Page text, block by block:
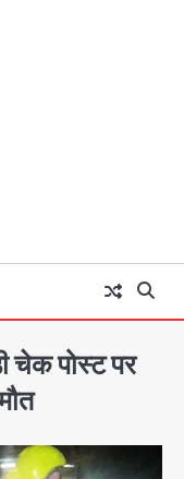
पोस्ट पर